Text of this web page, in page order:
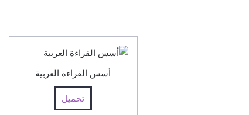
أسس القراءة العربية
تحميل